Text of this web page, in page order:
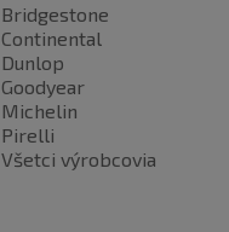
Bridgestone
Continental
Dunlop
Goodyear
Michelin
Pirelli
Všetci výrobcovia